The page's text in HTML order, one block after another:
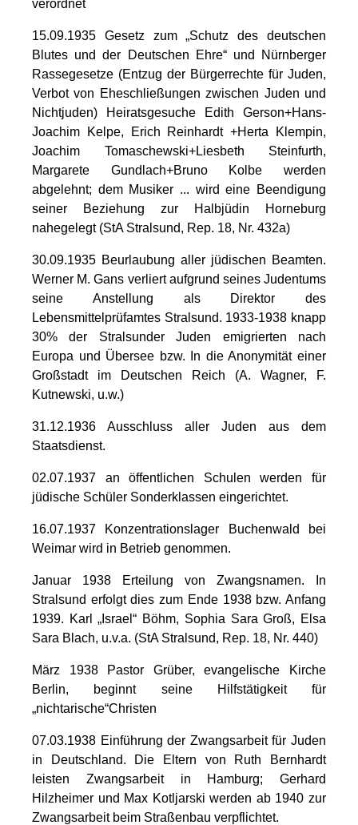
verordnet
15.09.1935 Gesetz zum „Schutz des deutschen
Blutes und der Deutschen Ehre“ und Nürnberger
Rassegesetze (Entzug der Bürgerrechte für Juden,
Verbot von Eheschließungen zwischen Juden und
Nichtjuden) Heiratsgesuche Edith Gerson+Hans-
Joachim Kelpe, Erich Reinhardt +Herta Klempin,
Joachim Tomaschewski+Liesbeth Steinfurth,
Margarete Gundlach+Bruno Kolbe werden
abgelehnt; dem Musiker ... wird eine Beendigung
seiner Beziehung zur Halbjüdin Horneburg
nahegelegt (StA Stralsund, Rep. 18, Nr. 432a)
30.09.1935 Beurlaubung aller jüdischen Beamten.
Werner M. Gans verliert aufgrund seines Judentums
seine Anstellung als Direktor des
Lebensmittelprüfamtes Stralsund. 1933-1938 knapp
30% der Stralsunder Juden emigrierten nach
Europa und Übersee bzw. In die Anonymität einer
Großstadt im Deutschen Reich (A. Wagner, F.
Kutnewski, u.w.)
31.12.1936 Ausschluss aller Juden aus dem
Staatsdienst.
02.07.1937 an öffentlichen Schulen werden für
jüdische Schüler Sonderklassen eingerichtet.
16.07.1937 Konzentrationslager Buchenwald bei
Weimar wird in Betrieb genommen.
Januar 1938 Erteilung von Zwangsnamen. In
Stralsund erfolgt dies zum Ende 1938 bzw. Anfang
1939. Karl „Israel“ Böhm, Sophia Sara Groß, Elsa
Sara Blach, u.v.a. (StA Stralsund, Rep. 18, Nr. 440)
März 1938 Pastor Grüber, evangelische Kirche
Berlin, beginnt seine Hilfstätigkeit für
„nichtarische“Christen
07.03.1938 Einführung der Zwangsarbeit für Juden
in Deutschland. Die Eltern von Ruth Bernhardt
leisten Zwangsarbeit in Hamburg; Gerhard
Hilzheimer und Max Kotljarski werden ab 1940 zur
Zwangsarbeit beim Straßenbau verpflichtet.